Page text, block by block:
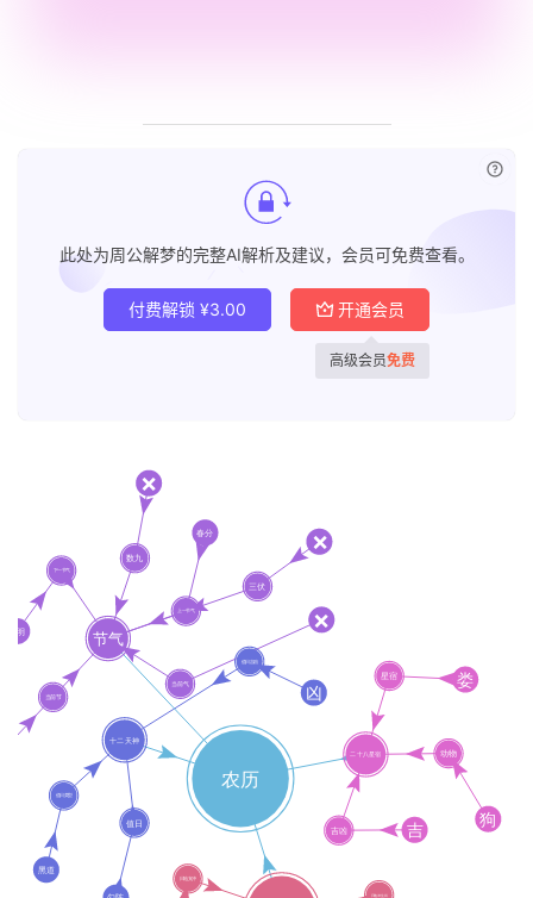
黄
命
此处为周公解梦的完整AI解析及建议，会员可免费查看。
付费解锁 ¥3.00 开通会员
高级会员免费